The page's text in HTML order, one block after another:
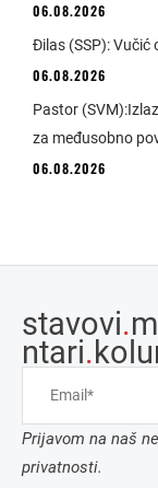
06.08.2026
Đilas (SSP): Vučić
06.08.2026
Pastor
za međusobno
06.08.2026
stavovi.
ntari.
Prijavom na naš
privatnosti.